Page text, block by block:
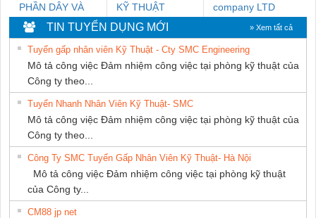
PHẦN DÂY VÀ
CÁP ĐIỆN
THƯỢNG ĐÌNH
KỸ THUẬT
KTECH VIỆT
NAM
company LTD
TIN TUYỂN DỤNG MỚI » Xem tất cả
Tuyển gấp nhân viên Kỹ Thuật - Cty SMC Engineering
Mô tả công việc Đảm nhiệm công việc tại phòng kỹ thuật của
Công ty theo...
Tuyển Nhanh Nhân Viên Kỹ Thuật- SMC
Mô tả công việc Đảm nhiệm công việc tại phòng kỹ thuật của
Công ty theo...
Công Ty SMC Tuyển Gấp Nhân Viên Kỹ Thuật- Hà Nội
Mô tả công việc Đảm nhiệm công việc tại phòng kỹ thuật
của Công ty...
CM88 jp net